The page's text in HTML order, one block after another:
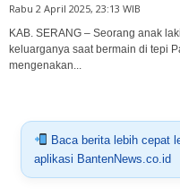
Rabu 2 April 2025, 23:13 WIB
KAB. SERANG – Seorang anak
keluarganya saat bermain di tepi
mengenakan...
Baca berita lebih cepat
aplikasi BantenNews.co.id